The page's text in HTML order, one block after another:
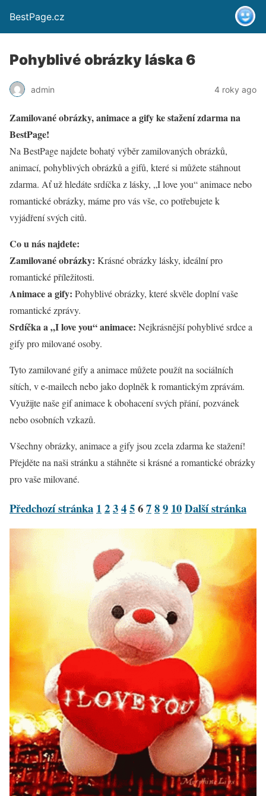
BestPage.cz
Pohyblivé obrázky láska 6
admin 4 roky ago
Zamilované obrázky, animace a gify ke stažení zdarma na
BestPage!
Na BestPage najdete bohatý výběr zamilovaných obrázků,
animací, pohyblivých obrázků a gifů, které si můžete stáhnout
zdarma. Ať už hledáte srdíčka z lásky, „I love you“ animace nebo
romantické obrázky, máme pro vás vše, co potřebujete k
vyjádření svých citů.
Co u nás najdete:
Zamilované obrázky: Krásné obrázky lásky, ideální pro
romantické příležitosti.
Animace a gify: Pohyblivé obrázky, které skvěle doplní vaše
romantické zprávy.
Srdíčka a „I love you“ animace: Nejkrásnější pohyblivé srdce a
gify pro milované osoby.
Tyto zamilované gify a animace můžete použít na sociálních
sítích, v e-mailech nebo jako doplněk k romantickým zprávám.
Využijte naše gif animace k obohacení svých přání, pozvánek
nebo osobních vzkazů.
Všechny obrázky, animace a gify jsou zcela zdarma ke stažení!
Přejděte na naši stránku a stáhněte si krásné a romantické obrázky
pro vaše milované.
Předchozí stránka 123456789 10Další stránka